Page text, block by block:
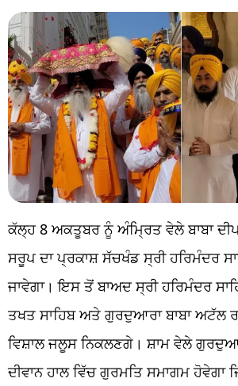
ਕੱਲ੍ਹ 8 ਅਕਤੂਬਰ ਨੂੰ ਅੰਮ੍ਰਿਤ ਵੇਲੇ ਬਾਬਾ
ਸਰੂਪ ਦਾ ਪ੍ਰਕਾਸ਼ ਸੱਚਖੰਡ ਸ੍ਰੀ ਹਰਿਮੰਦਰ
ਜਾਵੇਗਾ। ਇਸ ਤੋਂ ਬਾਅਦ ਸ੍ਰੀ ਹਰਿਮੰਦਰ
ਤਖਤ ਸਾਹਿਬ ਅਤੇ ਗੁਰਦੁਆਰਾ ਬਾਬਾ ਅਟੱਲ
ਵਿਸ਼ਾਲ ਜਲੂਸ ਨਿਕਲਣਗੇ। ਸ਼ਾਮ ਵੇਲੇ
ਦੀਵਾਨ ਹਾਲ ਵਿੱਚ ਗੁਰਮਤਿ ਸਮਾਗਮ ਹੋਵੇਗਾ